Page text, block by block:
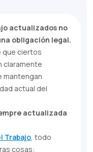
actualizados no
obligación legal.
que ciertos
claramente
mantengan
actual del
actualizada
Trabajo, todo
cosas: